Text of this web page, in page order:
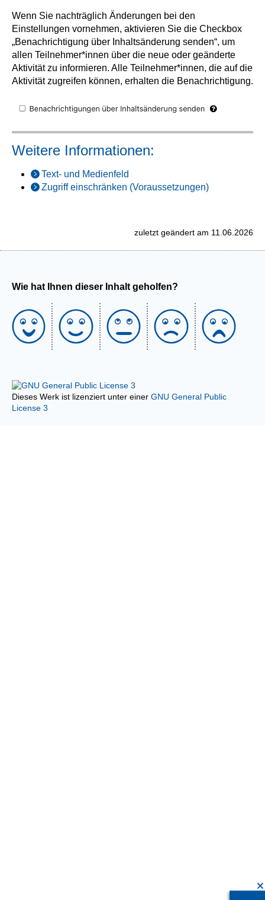
Wenn Sie nachträglich Änderungen bei den
Einstellungen vornehmen, aktivieren Sie die Checkbox
„Benachrichtigung über Inhaltsänderung senden“, um
allen Teilnehmer*innen über die neue oder geänderte
Aktivität zu informieren. Alle Teilnehmer*innen, die auf die
Aktivität zugreifen können, erhalten die Benachrichtigung.
Weitere Informationen:
Text- und Medienfeld
Zugriff einschränken (Voraussetzungen)
zuletzt geändert am 11.06.2026
Wie hat Ihnen dieser Inhalt geholfen?
Dieses Werk ist lizenziert unter einer GNU General Public
License 3